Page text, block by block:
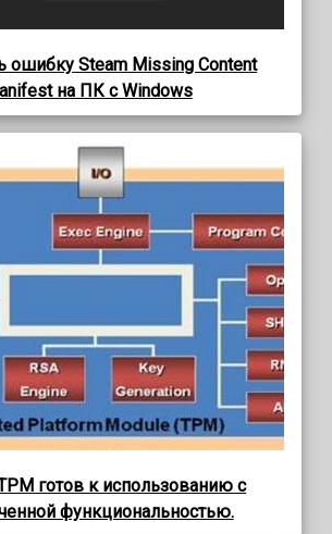
ошибку Steam Missing Content
на ПК с Windows
готов к использованию с
функциональностью.